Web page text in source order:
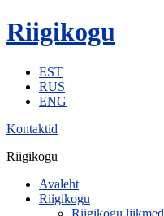
Riigikogu
EST
RUS
ENG
Kontaktid
Riigikogu
Avaleht
Riigikogu
Riigikogu liikmed